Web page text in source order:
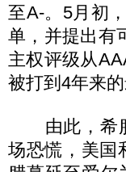
至A-。5月初
单，并提出有
主权评级从
被打到4年来的
由此，希腊
场恐慌，美国